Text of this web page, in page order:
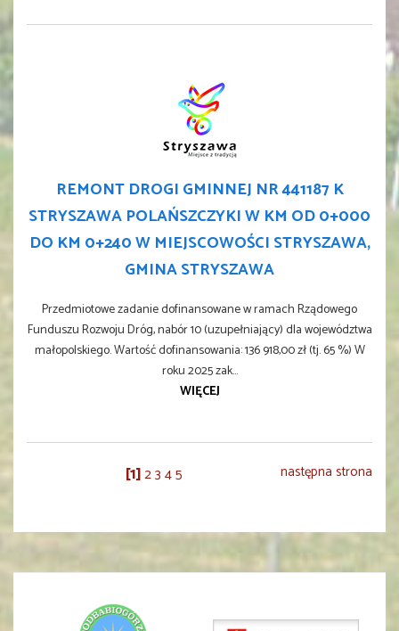
REMONT DROGI GMINNEJ NR 441187 K
STRYSZAWA POLAŃSZCZYKI W KM OD 0+000
DO KM 0+240 W MIEJSCOWOŚCI STRYSZAWA,
GMINA STRYSZAWA
Przedmiotowe zadanie dofinansowane w ramach Rządowego
Funduszu Rozwoju Dróg, nabór 10 (uzupełniający) dla województwa
małopolskiego. Wartość dofinansowania: 136 918,00 zł (tj. 65 %) W
roku 2025 zak...
WIĘCEJ
1 23 45 następna strona